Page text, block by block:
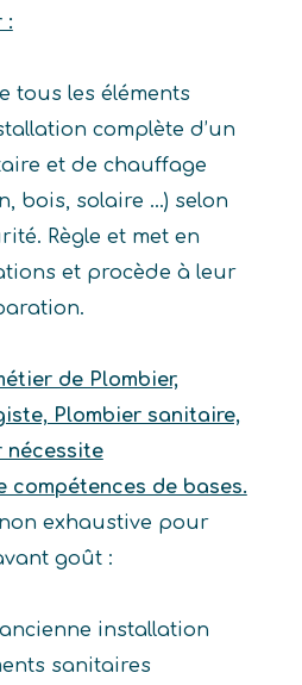
:
tous les éléments
complète d’un
et de chauffage
bois, solaire …) selon
Règle et met en
et procède à leur
de Plombier,
Plombier sanitaire,
nécessite
compétences de bases.
exhaustive pour
goût :
installation
sanitaires